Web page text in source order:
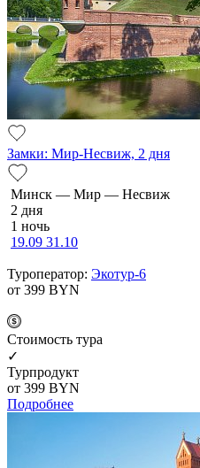
Замки: Мир-Несвиж, 2 дня
Минск — Мир — Несвиж
2 дня
1 ночь
19.09 31.10
Туроператор: Экотур-6
от 399 BYN
Cтоимость тура
✓
Турпродукт
от 399 BYN
Подробнее